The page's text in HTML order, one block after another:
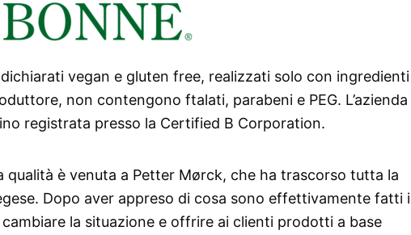
vegan e gluten free, realizzati solo con ingredienti
non contengono ftalati, parabeni e PEG. L’azienda
registrata presso la Certified B Corporation.
qualità è venuta a Petter Mørck, che ha trascorso tutta la
Dopo aver appreso di cosa sono effettivamente fatti i
la situazione e offrire ai clienti prodotti a base